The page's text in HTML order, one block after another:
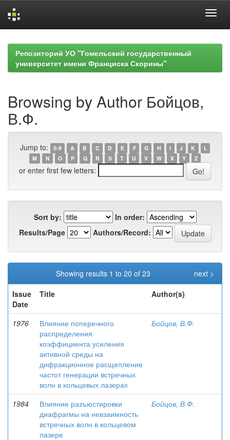
navigationРепозиторий УО "Гомельский государственный
университет имени Франциска Скорины"
Browsing by Author Бойцов,
В.Ф.
Jump to: 0-9 A B C D E F G H I J K
L
M
N O P Q R S T U V W X Y Z
or enter first few letters:
Sort by:
In order:
Results/Page
Authors/Record:
Showing results 1 to 20 of 23
next >
Issue
Date
Title Author(s)
1976
Влияние поперечного
распределения
коэффициента усиления
активной среды на
дифракционное расщепление
частот генерации встречных
волн в кольцевых лазерах
Бойцов, В.Ф.
1984
Влияние разъюстировки
диафрагмы на невзаимность
встречных волн в кольцевом
лазере
Бойцов, В.Ф.